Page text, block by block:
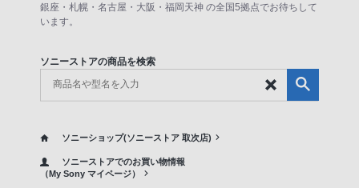
銀座・札幌・名古屋・大阪・福岡天神 の全国5拠点でお待ちして
います。
ソニーストアの商品を検索
ソニーショップ(ソニーストア 取次店)
ソニーストアでのお買い物情報
（My Sony マイページ）